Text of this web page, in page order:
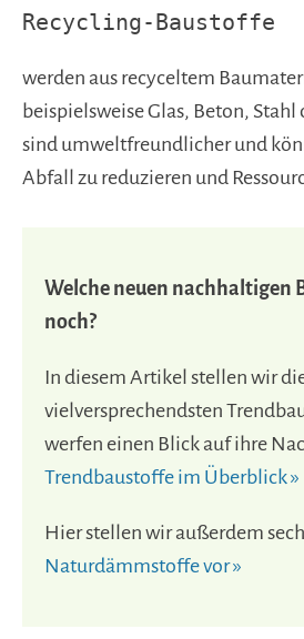
Recycling-Baustoffe
werden aus recyceltem
beispielsweise Glas, Beton,
sind umweltfreundlicher und
Abfall zu reduzieren und
Welche neuen nachhaltigen
noch?
In diesem Artikel stellen wir
vielversprechendsten
werfen einen Blick auf ihre
Trendbaustoffe im Überblick »
Hier stellen wir außerdem
Naturdämmstoffe vor »